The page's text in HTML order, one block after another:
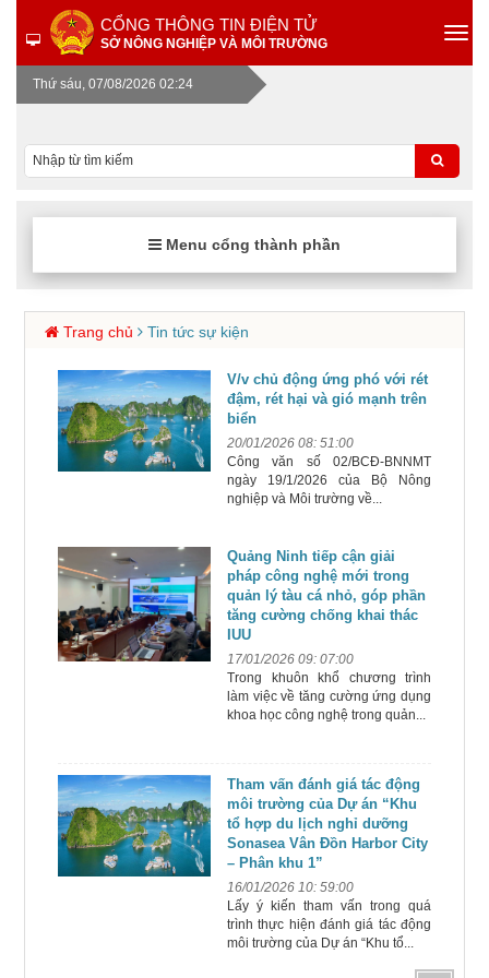
CỔNG THÔNG TIN ĐIỆN TỬ
SỞ NÔNG NGHIỆP VÀ MÔI TRƯỜNG
Thứ sáu, 07/08/2026 02:24
Menu cổng thành phần
Trang chủ Tin tức sự kiện
V/v chủ động ứng phó với rét
đậm, rét hại và gió mạnh trên
biển
20/01/2026 08: 51:00
Công văn số 02/BCĐ-BNNMT
ngày 19/1/2026 của Bộ Nông
nghiệp và Môi trường về...
Quảng Ninh tiếp cận giải
pháp công nghệ mới trong
quản lý tàu cá nhỏ, góp phần
tăng cường chống khai thác
IUU
17/01/2026 09: 07:00
Trong khuôn khổ chương trình
làm việc về tăng cường ứng dụng
khoa học công nghệ trong quản...
Tham vấn đánh giá tác động
môi trường của Dự án “Khu
tổ hợp du lịch nghỉ dưỡng
Sonasea Vân Đồn Harbor City
– Phân khu 1”
16/01/2026 10: 59:00
Lấy ý kiến tham vấn trong quá
trình thực hiện đánh giá tác động
môi trường của Dự án “Khu tổ...